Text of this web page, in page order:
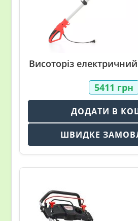
Висоторіз
5411 грн
ДОДАТИ В
ШВИДКЕ